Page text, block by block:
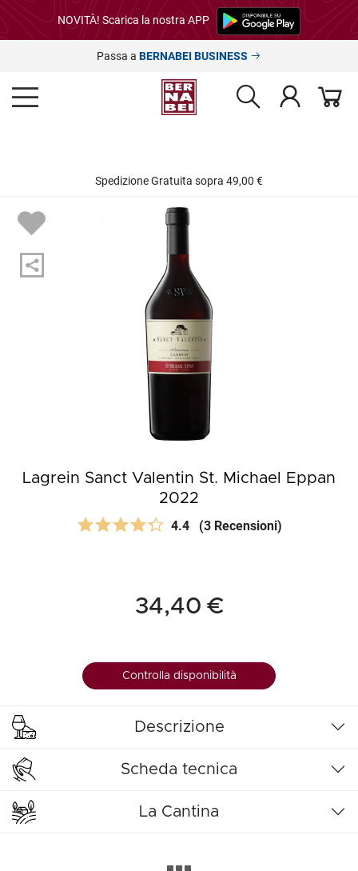
NOVITÀ! Scarica la nostra APP
Passa a BERNABEI BUSINESS
Spedizione Gratuita sopra 49,00 €
Lagrein Sanct Valentin St. Michael Eppan
2022
4.4 (3 Recensioni)
34,40 €
Controlla disponibilità
Descrizione
Scheda tecnica
La Cantina